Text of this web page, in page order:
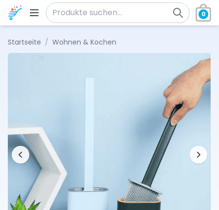
Zum Inhalt springen
Suche nach:
0
Startseite / Wohnen & Kochen